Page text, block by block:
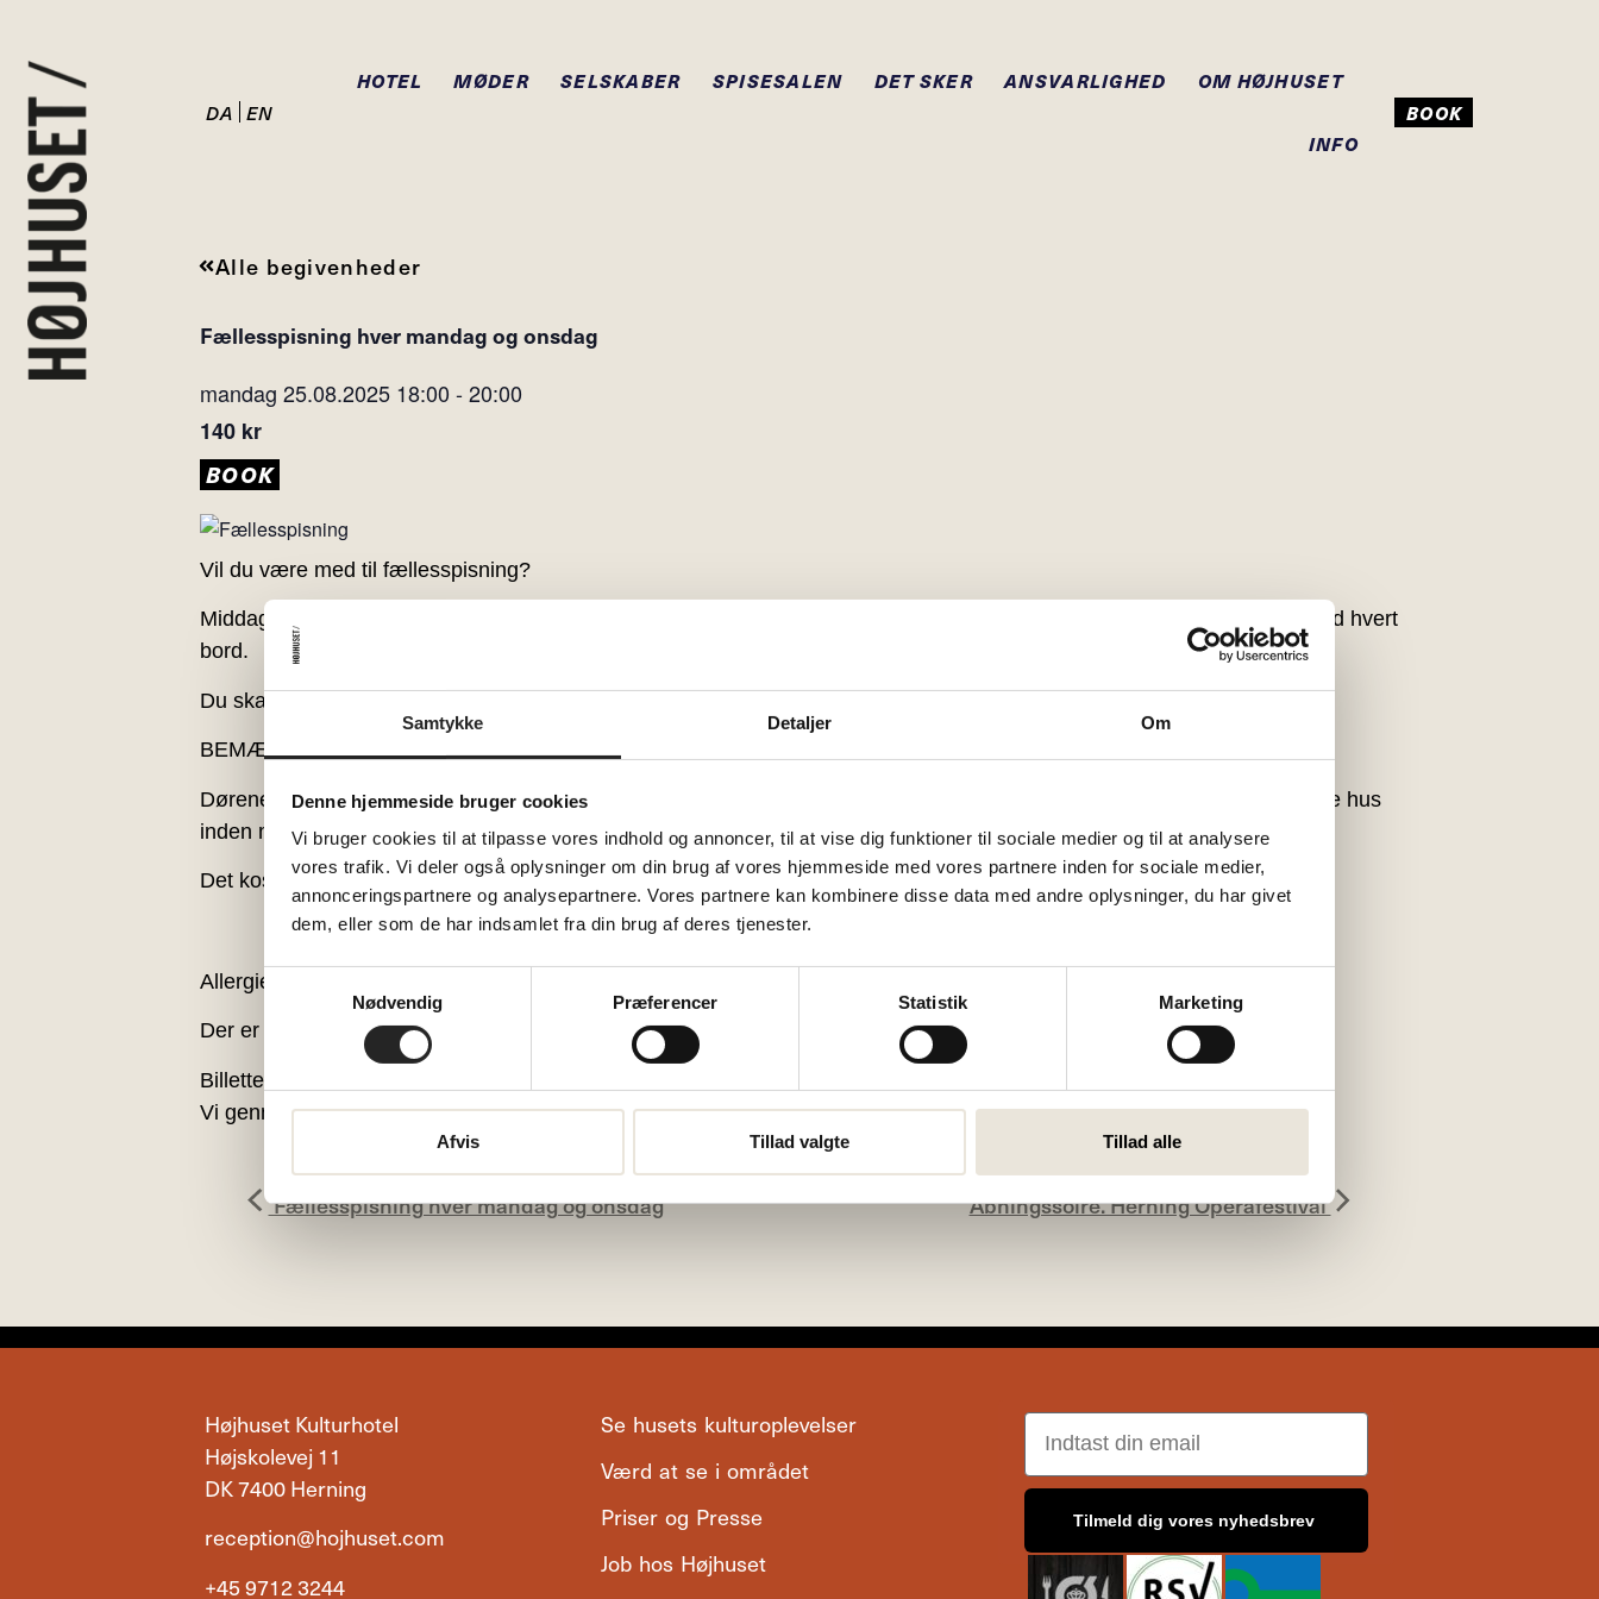
Samtykke Detaljer Om
Denne hjemmeside bruger cookies
Vi bruger cookies til at tilpasse vores indhold og annoncer, til at vise dig funktioner til sociale medier og til at analysere
vores trafik. Vi deler også oplysninger om din brug af vores hjemmeside med vores partnere inden for sociale medier,
annonceringspartnere og analysepartnere. Vores partnere kan kombinere disse data med andre oplysninger, du har givet
dem, eller som de har indsamlet fra din brug af deres tjenester.
Samtykkevalg
Nødvendig
Præferencer Statistik Marketing
Afvis Tillad valgte Tillad alle
DA EN
HOTEL MØDER SELSKABER SPISESALEN DET SKER ANSVARLIGHED OM HØJHUSET
INFO
BOOK
Alle begivenheder
Fællesspisning hver mandag og onsdag
mandag 25.08.2025 18:00 - 20:00
140 kr
BOOK
Vil du være med til fællesspisning?
Middagen starter kl. 18.00. Vi sidder sammen ved langborde, og dagens lækre økologiske måltid deles fra store fade ved hvert
bord.
Du skal måske bede din nabo om at give dig brødet og til gengæld række salaten. Som var du derhjemme.
BEMÆRK: Vi anbefaler, at du ankommer lidt tidligere, så du kan nå at købe drikkevarer i baren, inden middagen starter.
Dørene åbner allerede kl. 17, så har man lyst til et glas i Pejsestuen, et slag bordtennis eller en gåtur i vores spændende hus
inden middagen, er man mere end velkommen.
Det koster 140 kr. pr. voksen og 70 kr. pr. barn (til og med 10 år). Middagen er gratis for børn under 3 år.
Allergier skal oplyses til
Der er fællesspisning hver mandag og onsdag i 2025.
Billetter refunderes ikke, med mindre arrangementet aflyses.
Vi gennemfører ved min. 15 tilmeldte.
Fællesspisning hver mandag og onsdag Åbningssoiré. Herning Operafestival
Højhuset Kulturhotel
Højskolevej 11
DK 7400 Herning
reception@hojhuset.com
+45 9712 3244
Se husets kulturoplevelser
Værd at se i området
Priser og Presse
Job hos Højhuset
Email
Tilmeld dig vores nyhedsbrev